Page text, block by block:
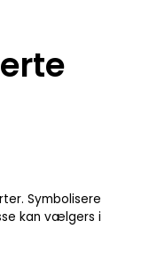
Symbolisere
kan vælgers i